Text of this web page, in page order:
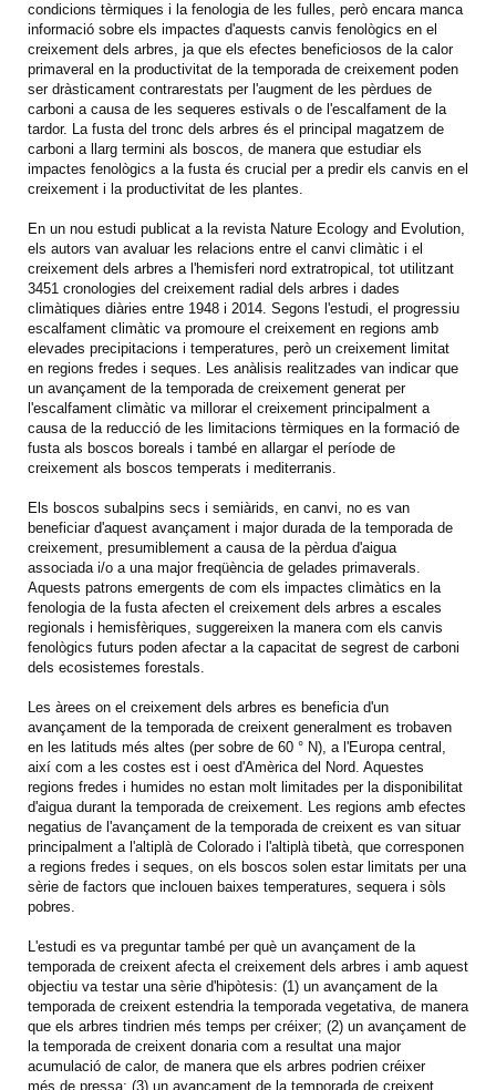
condicions tèrmiques i la fenologia de les fulles, però encara manca
informació sobre els impactes d'aquests canvis fenològics en el
creixement dels arbres, ja que els efectes beneficiosos de la calor
primaveral en la productivitat de la temporada de creixement poden
ser dràsticament contrarestats per l'augment de les pèrdues de
carboni a causa de les sequeres estivals o de l'escalfament de la
tardor. La fusta del tronc dels arbres és el principal magatzem de
carboni a llarg termini als boscos, de manera que estudiar els
impactes fenològics a la fusta és crucial per a predir els canvis en el
creixement i la productivitat de les plantes.
En un nou estudi publicat a la revista Nature Ecology and Evolution,
els autors van avaluar les relacions entre el canvi climàtic i el
creixement dels arbres a l'hemisferi nord extratropical, tot utilitzant
3451 cronologies del creixement radial dels arbres i dades
climàtiques diàries entre 1948 i 2014. Segons l'estudi, el progressiu
escalfament climàtic va promoure el creixement en regions amb
elevades precipitacions i temperatures, però un creixement limitat
en regions fredes i seques. Les anàlisis realitzades van indicar que
un avançament de la temporada de creixement generat per
l'escalfament climàtic va millorar el creixement principalment a
causa de la reducció de les limitacions tèrmiques en la formació de
fusta als boscos boreals i també en allargar el període de
creixement als boscos temperats i mediterranis.
Els boscos subalpins secs i semiàrids, en canvi, no es van
beneficiar d'aquest avançament i major durada de la temporada de
creixement, presumiblement a causa de la pèrdua d'aigua
associada i/o a una major freqüència de gelades primaverals.
Aquests patrons emergents de com els impactes climàtics en la
fenologia de la fusta afecten el creixement dels arbres a escales
regionals i hemisfèriques, suggereixen la manera com els canvis
fenològics futurs poden afectar a la capacitat de segrest de carboni
dels ecosistemes forestals.
Les àrees on el creixement dels arbres es beneficia d'un
avançament de la temporada de creixent generalment es trobaven
en les latituds més altes (per sobre de 60 ° N), a l'Europa central,
així com a les costes est i oest d'Amèrica del Nord. Aquestes
regions fredes i humides no estan molt limitades per la disponibilitat
d'aigua durant la temporada de creixement. Les regions amb efectes
negatius de l'avançament de la temporada de creixent es van situar
principalment a l'altiplà de Colorado i l'altiplà tibetà, que corresponen
a regions fredes i seques, on els boscos solen estar limitats per una
sèrie de factors que inclouen baixes temperatures, sequera i sòls
pobres.
L'estudi es va preguntar també per què un avançament de la
temporada de creixent afecta el creixement dels arbres i amb aquest
objectiu va testar una sèrie d'hipòtesis: (1) un avançament de la
temporada de creixent estendria la temporada vegetativa, de manera
que els arbres tindrien més temps per créixer; (2) un avançament de
la temporada de creixent donaria com a resultat una major
acumulació de calor, de manera que els arbres podrien créixer
més de pressa; (3) un avançament de la temporada de creixent